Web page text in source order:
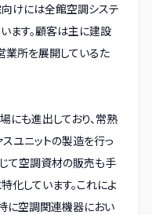
向けには全館空調システ
ます。顧客は主に建設
業所を展開しているた
にも進出しており、常熟
ユニットの製造を行っ
て空調資材の販売も手
化しています。これによ
に空調関連機器におい